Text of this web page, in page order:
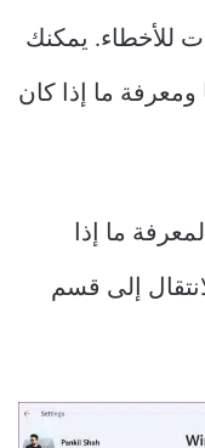
للأخطاء. يمكنك
ومعرفة ما إذا كان
ما إذا
إلى قسم